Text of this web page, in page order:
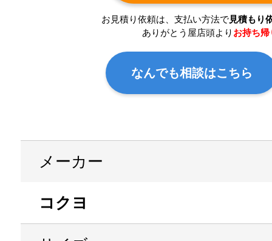
お見積り依頼は、支払い方法で見積もり
ありがとう屋店頭より お持ち帰
なんでも相談はこちら
メーカー
コクヨ